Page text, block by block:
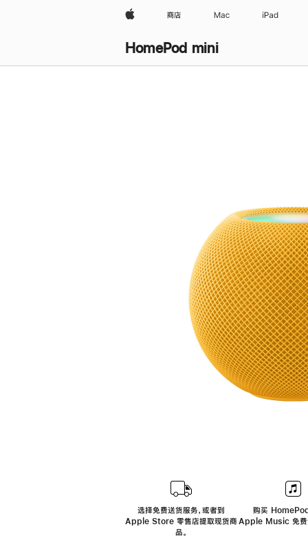
Apple 商店 Mac iPad
HomePod mini
选择免费送货服务，或者到
Apple Store 零售店提取现货商
品。
购买
Apple Music 免费